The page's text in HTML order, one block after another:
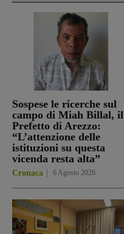
Sospese le ricerche sul
campo di Miah Billal, il
Prefetto di Arezzo:
“L’attenzione delle
istituzioni su questa
vicenda resta alta”
Cronaca 6 Agosto 2026